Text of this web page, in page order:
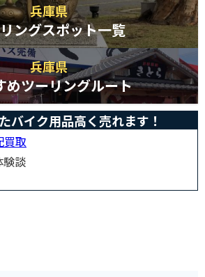
兵庫県
ングスポット一覧
兵庫県
めツーリングルート
バイク用品高く売れます！
買取
験談